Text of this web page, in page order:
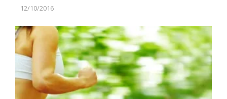
12/10/2016